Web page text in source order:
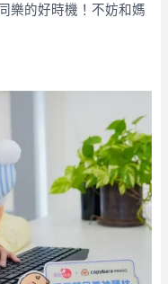
樂的好時機！不妨和媽